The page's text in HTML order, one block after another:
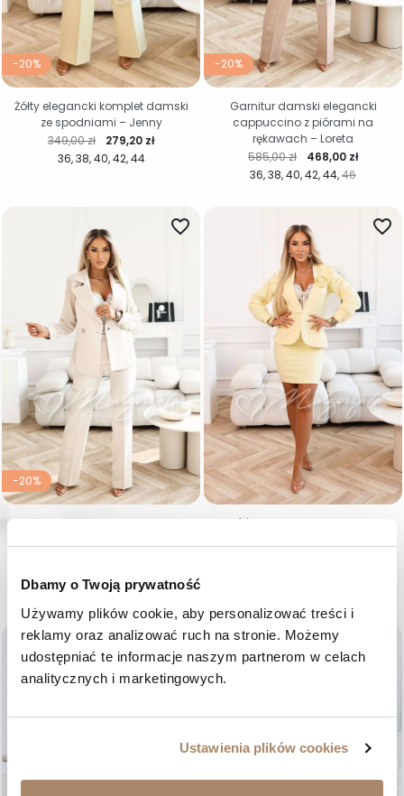
Dbamy o Twoją prywatność
Używamy plików cookie, aby personalizować treści i
reklamy oraz analizować ruch na stronie. Możemy
udostępniać te informacje naszym partnerom w celach
analitycznych i marketingowych.
Ustawienia plików cookies
-20%
36 38 40 42 44
Cena regularna
349,00 zł Cena
279,20 zł
Żółty elegancki komplet damski
ze spodniami – Jenny
-20%
36 38 40 42 44 46
Cena regularna
585,00 zł Cena
468,00 zł
Garnitur damski elegancki
cappuccino z piórami na
rękawach – Loreta
-20%
36 38 40 42 44 46
favorite_border
Jasnobeżowy elegancki garnitur
favorite_border
Żółty komplet damski ze
favorite_border